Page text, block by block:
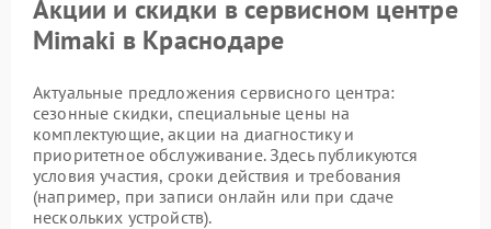
Акции и скидки в сервисном центре
Mimaki в Краснодаре
Актуальные предложения сервисного центра:
сезонные скидки, специальные цены на
комплектующие, акции на диагностику и
приоритетное обслуживание. Здесь публикуются
условия участия, сроки действия и требования
(например, при записи онлайн или при сдаче
нескольких устройств).